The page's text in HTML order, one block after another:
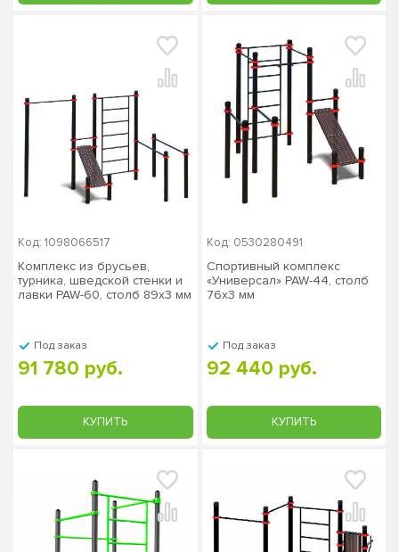
Код: 1098066517
Комплекс из брусьев,
турника, шведской стенки и
лавки PAW-60, столб 89х3 мм
Под заказ
91 780 руб.
КУПИТЬ
Код: 0530280491
Спортивный комплекс
«Универсал» PAW-44, столб
76х3 мм
Под заказ
92 440 руб.
КУПИТЬ